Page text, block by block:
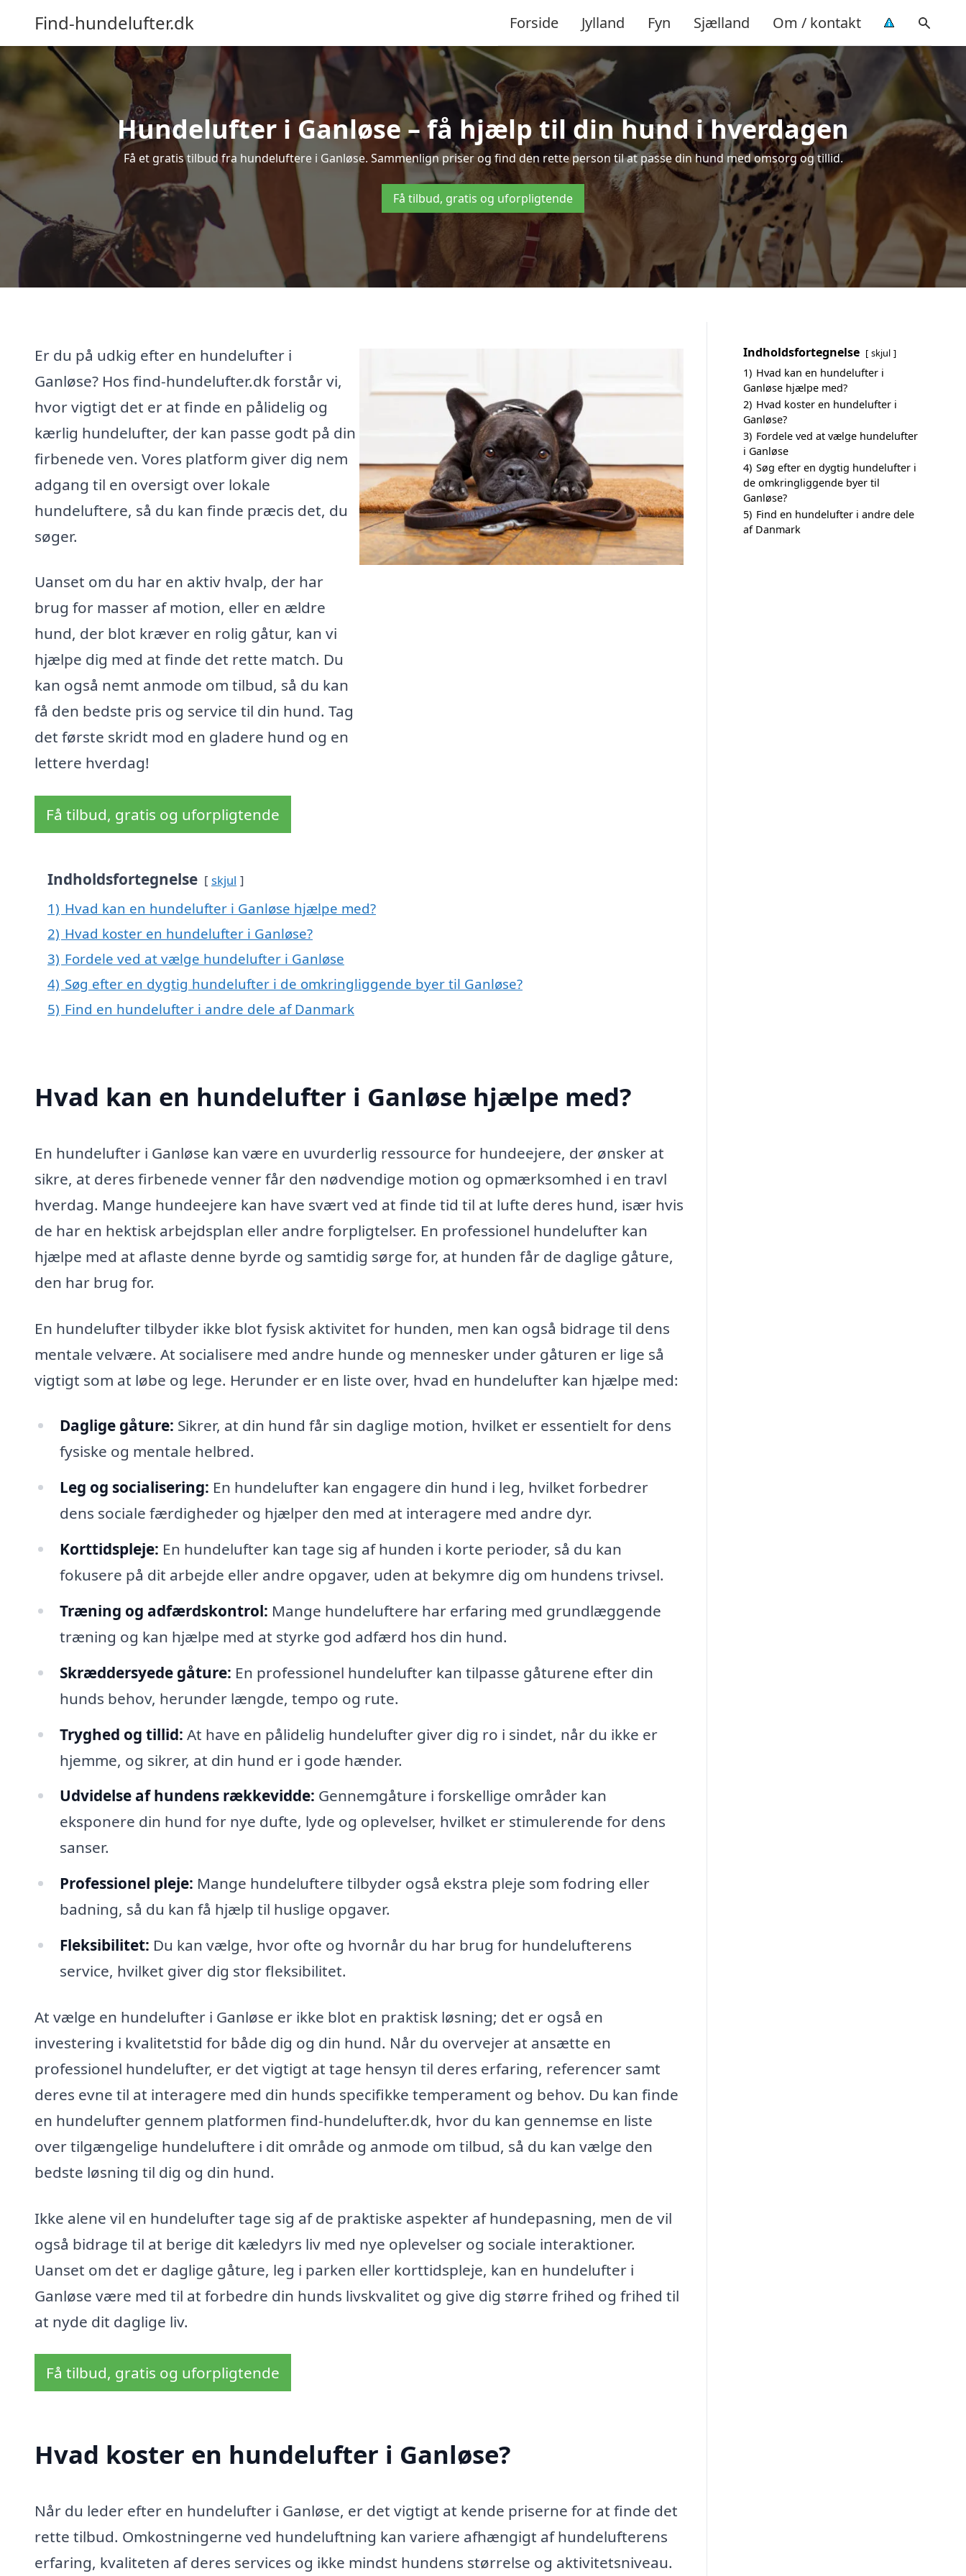
Find-hundelufter.dk Forside Jylland Fyn Sjælland Om / kontakt
Hundelufter i Ganløse – få hjælp til din hund i hverdagen
Få et gratis tilbud fra hundeluftere i Ganløse. Sammenlign priser og find den rette person til at passe din hund med omsorg og tillid.
Få tilbud, gratis og uforpligtende
Er du på udkig efter en hundelufter i
Ganløse? Hos find-hundelufter.dk forstår vi,
hvor vigtigt det er at finde en pålidelig og
kærlig hundelufter, der kan passe godt på din
firbenede ven. Vores platform giver dig nem
adgang til en oversigt over lokale
hundeluftere, så du kan finde præcis det, du
søger.
Uanset om du har en aktiv hvalp, der har
brug for masser af motion, eller en ældre
hund, der blot kræver en rolig gåtur, kan vi
hjælpe dig med at finde det rette match. Du
kan også nemt anmode om tilbud, så du kan
få den bedste pris og service til din hund. Tag
det første skridt mod en gladere hund og en
lettere hverdag!
Få tilbud, gratis og uforpligtende
Indholdsfortegnelse skjul
1) Hvad kan en hundelufter i Ganløse hjælpe med?
2) Hvad koster en hundelufter i Ganløse?
3) Fordele ved at vælge hundelufter i Ganløse
4) Søg efter en dygtig hundelufter i de omkringliggende byer til Ganløse?
5) Find en hundelufter i andre dele af Danmark
Hvad kan en hundelufter i Ganløse hjælpe med?
En hundelufter i Ganløse kan være en uvurderlig ressource for hundeejere, der ønsker at
sikre, at deres firbenede venner får den nødvendige motion og opmærksomhed i en travl
hverdag. Mange hundeejere kan have svært ved at finde tid til at lufte deres hund, især hvis
de har en hektisk arbejdsplan eller andre forpligtelser. En professionel hundelufter kan
hjælpe med at aflaste denne byrde og samtidig sørge for, at hunden får de daglige gåture,
den har brug for.
En hundelufter tilbyder ikke blot fysisk aktivitet for hunden, men kan også bidrage til dens
mentale velvære. At socialisere med andre hunde og mennesker under gåturen er lige så
vigtigt som at løbe og lege. Herunder er en liste over, hvad en hundelufter kan hjælpe med:
Daglige gåture: Sikrer, at din hund får sin daglige motion, hvilket er essentielt for dens
fysiske og mentale helbred.
Leg og socialisering: En hundelufter kan engagere din hund i leg, hvilket forbedrer
dens sociale færdigheder og hjælper den med at interagere med andre dyr.
Korttidspleje: En hundelufter kan tage sig af hunden i korte perioder, så du kan
fokusere på dit arbejde eller andre opgaver, uden at bekymre dig om hundens trivsel.
Træning og adfærdskontrol: Mange hundeluftere har erfaring med grundlæggende
træning og kan hjælpe med at styrke god adfærd hos din hund.
Skræddersyede gåture: En professionel hundelufter kan tilpasse gåturene efter din
hunds behov, herunder længde, tempo og rute.
Tryghed og tillid: At have en pålidelig hundelufter giver dig ro i sindet, når du ikke er
hjemme, og sikrer, at din hund er i gode hænder.
Udvidelse af hundens rækkevidde: Gennemgåture i forskellige områder kan
eksponere din hund for nye dufte, lyde og oplevelser, hvilket er stimulerende for dens
sanser.
Professionel pleje: Mange hundeluftere tilbyder også ekstra pleje som fodring eller
badning, så du kan få hjælp til huslige opgaver.
Fleksibilitet: Du kan vælge, hvor ofte og hvornår du har brug for hundelufterens
service, hvilket giver dig stor fleksibilitet.
At vælge en hundelufter i Ganløse er ikke blot en praktisk løsning; det er også en
investering i kvalitetstid for både dig og din hund. Når du overvejer at ansætte en
professionel hundelufter, er det vigtigt at tage hensyn til deres erfaring, referencer samt
deres evne til at interagere med din hunds specifikke temperament og behov. Du kan finde
en hundelufter gennem platformen find-hundelufter.dk, hvor du kan gennemse en liste
over tilgængelige hundeluftere i dit område og anmode om tilbud, så du kan vælge den
bedste løsning til dig og din hund.
Ikke alene vil en hundelufter tage sig af de praktiske aspekter af hundepasning, men de vil
også bidrage til at berige dit kæledyrs liv med nye oplevelser og sociale interaktioner.
Uanset om det er daglige gåture, leg i parken eller korttidspleje, kan en hundelufter i
Ganløse være med til at forbedre din hunds livskvalitet og give dig større frihed og frihed til
at nyde dit daglige liv.
Få tilbud, gratis og uforpligtende
Hvad koster en hundelufter i Ganløse?
Når du leder efter en hundelufter i Ganløse, er det vigtigt at kende priserne for at finde det
rette tilbud. Omkostningerne ved hundeluftning kan variere afhængigt af hundelufterens
erfaring, kvaliteten af deres services og ikke mindst hundens størrelse og aktivitetsniveau.
Indholdsfortegnelse skjul
1) Hvad kan en hundelufter i
Ganløse hjælpe med?
2) Hvad koster en hundelufter i
Ganløse?
3) Fordele ved at vælge hundelufter
i Ganløse
4) Søg efter en dygtig hundelufter i
de omkringliggende byer til
Ganløse?
5) Find en hundelufter i andre dele
af Danmark